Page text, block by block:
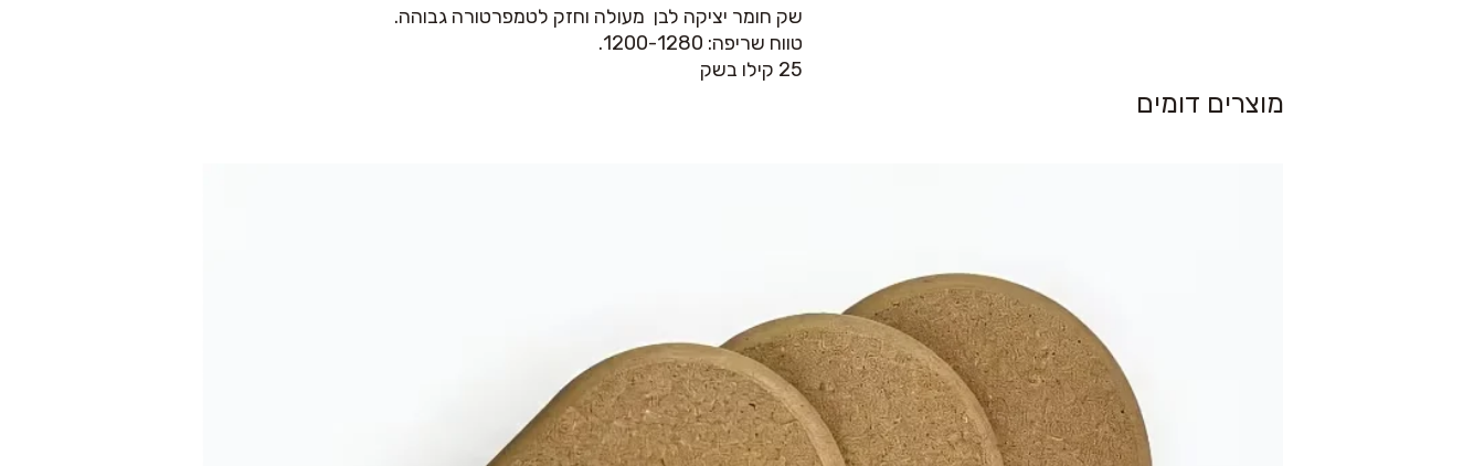
שק חומר יציקה לבן מעולה וחזק לטמפרטורה גבוהה.
טווח שריפה: 1200-1280.
25 קילו בשק
מוצרים דומים